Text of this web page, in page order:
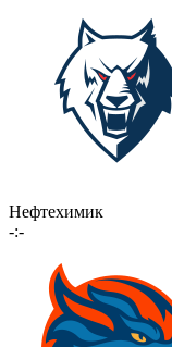
Нефтехимик
-:-